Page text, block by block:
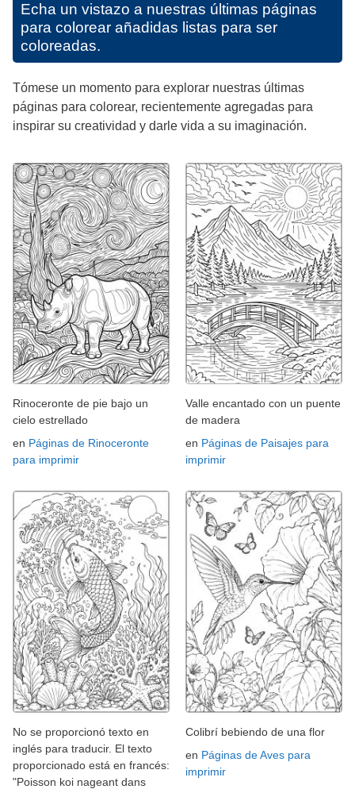
Echa un vistazo a nuestras últimas páginas
para colorear añadidas listas para ser
coloreadas.
Tómese un momento para explorar nuestras últimas
páginas para colorear, recientemente agregadas para
inspirar su creatividad y darle vida a su imaginación.
Rinoceronte de pie bajo un
cielo estrellado
en Páginas de Rinoceronte
para imprimir
Valle encantado con un puente
de madera
en Páginas de Paisajes para
imprimir
No se proporcionó texto en
inglés para traducir. El texto
proporcionado está en francés:
"Poisson koi nageant dans
Colibrí bebiendo de una flor
en Páginas de Aves para
imprimir